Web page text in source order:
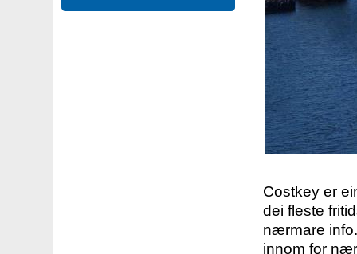
Costkey er
dei fleste
nærmare
innom for